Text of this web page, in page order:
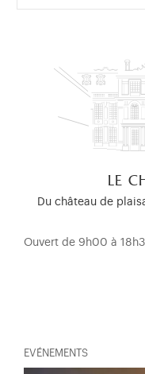
le
Du château de
Ouvert de 9h00 à
EVÉNEMENTS